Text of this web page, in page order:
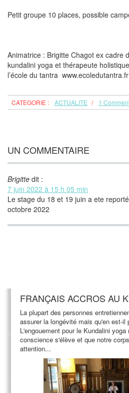
Petit groupe 10 places, possible
Animatrice : Brigitte Chagot ex cadre
kundalini yoga et thérapeute
l’école du tantra www.ecoledutantra.fr
CATEGORIE : ACTUALITE / 1
UN COMMENTAIRE
Brigitte dit :
7 juin 2022 à 15 h 05 min
Le stage du 18 et 19 juin a ete
octobre 2022
FRANÇAIS ACCROS AU
La plupart des personnes
assurer la longévité mais qu'en est-il
L'engouement pour le Kundalini
conscience s'élève et que notre
attention...